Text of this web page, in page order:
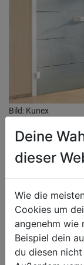
Bild: Kunex
Deine
dieser
Wie die
Cookies um
angenehm wie
Beispiel dein
du diesen